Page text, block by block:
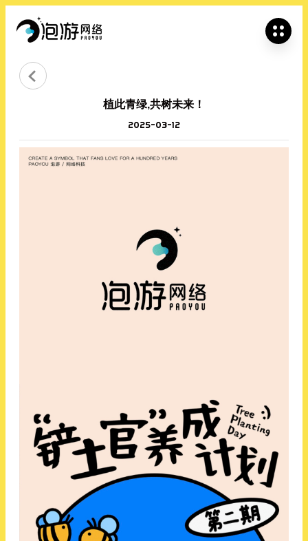

植此青绿,共树未来！
2025-03-12
